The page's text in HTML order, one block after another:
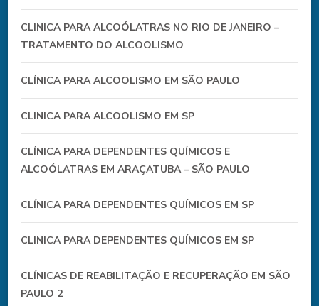
CLINICA PARA ALCOÓLATRAS NO RIO DE JANEIRO –
TRATAMENTO DO ALCOOLISMO
CLÍNICA PARA ALCOOLISMO EM SÃO PAULO
CLINICA PARA ALCOOLISMO EM SP
CLÍNICA PARA DEPENDENTES QUÍMICOS E
ALCOÓLATRAS EM ARAÇATUBA – SÃO PAULO
CLÍNICA PARA DEPENDENTES QUÍMICOS EM SP
CLINICA PARA DEPENDENTES QUÍMICOS EM SP
CLÍNICAS DE REABILITAÇÃO E RECUPERAÇÃO EM SÃO
PAULO 2